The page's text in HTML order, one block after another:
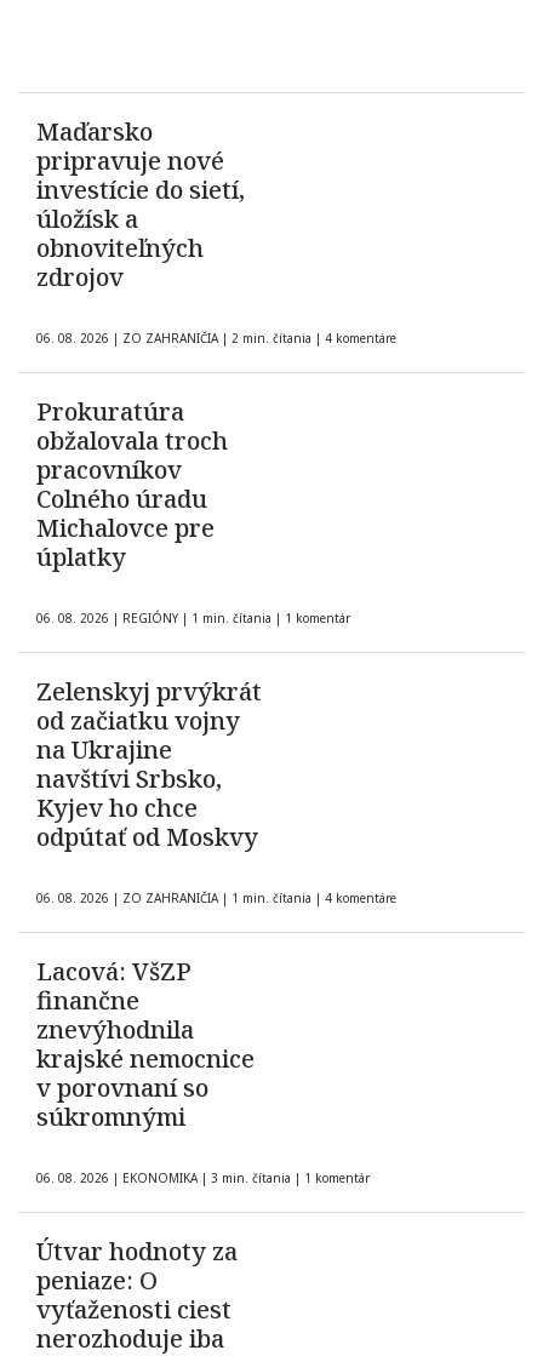
Maďarsko
pripravuje nové
investície do sietí,
úložísk a
obnoviteľných
zdrojov
06. 08. 2026 | ZO ZAHRANIČIA | 2 min. čítania | 4 komentáre
Prokuratúra
obžalovala troch
pracovníkov
Colného úradu
Michalovce pre
úplatky
06. 08. 2026 | REGIÓNY | 1 min. čítania | 1 komentár
Zelenskyj prvýkrát
od začiatku vojny
na Ukrajine
navštívi Srbsko,
Kyjev ho chce
odpútať od Moskvy
06. 08. 2026 | ZO ZAHRANIČIA | 1 min. čítania | 4 komentáre
Lacová: VšZP
finančne
znevýhodnila
krajské nemocnice
v porovnaní so
súkromnými
06. 08. 2026 | EKONOMIKA | 3 min. čítania | 1 komentár
Útvar hodnoty za
peniaze: O
vyťaženosti ciest
nerozhoduje iba